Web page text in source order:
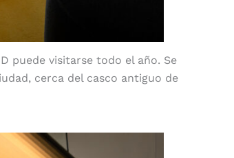
puede visitarse todo el año. Se
cerca del casco antiguo de